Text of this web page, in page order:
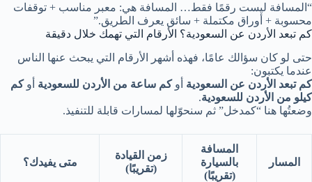
“المسافة ليست رقمًا فقط… المسافة هي: معبر مناسب + توقفات
محسوبة + أوراق مكتملة + سائق يعرف الطريق.”
كم تبعد الأردن عن السعودية؟ الأرقام التي تهمك خلال دقيقة
حتى لو كان سؤالك عامًا، فهذه أشهر الأرقام التي يبحث عنها الناس
عندما يكتبون:
كم تبعد الأردن عن السعودية أوكم ساعة من الأردن للسعودية أوكم
كيلو من الأردن للسعودية.
وضعتُها هنا “كمدخل” ثم سنحوّلها لمسارات قابلة للتنفيذ.
المسار
المسافة
بالسيارة
(تقريبًا)
زمن القيادة
(تقريبًا)
متى يفيدك؟